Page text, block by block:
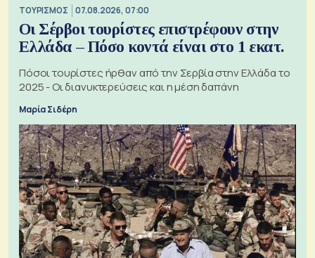
ΤΟΥΡΙΣΜΟΣ 07.08.2026, 07:00
Οι Σέρβοι τουρίστες επιστρέφουν στην
Ελλάδα – Πόσο κοντά είναι στο 1 εκατ.
Πόσοι τουρίστες ήρθαν από την Σερβία στην Ελλάδα το
2025 - Οι διανυκτερεύσεις και η μέση δαπάνη
Μαρία Σιδέρη